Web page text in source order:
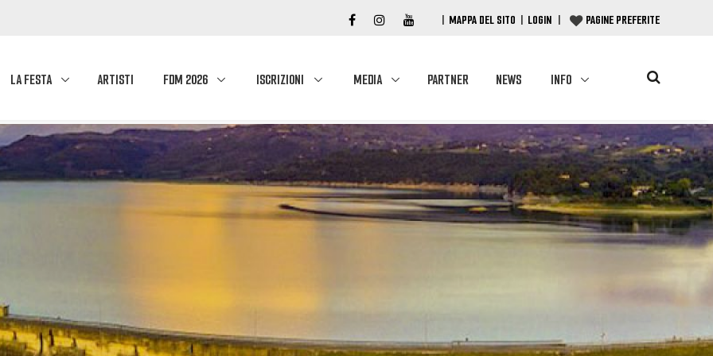
| MAPPA DEL SITO | LOGIN | PAGINE PREFERITE
LA FESTA ARTISTI FDM 2026 ISCRIZIONI MEDIA PARTNER NEWS INFO